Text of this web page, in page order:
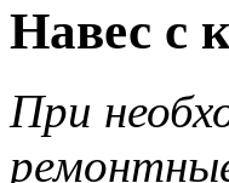
Навес с
При